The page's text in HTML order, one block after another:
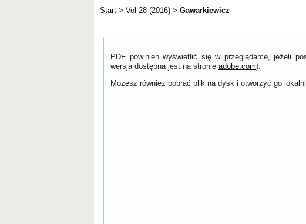
Start > Vol 28 (2016) > Gawarkiewicz
PDF powinien wyświetlić się w przeglądarce, jeżeli
wersja dostępna jest na stronie adobe.com).
Możesz również pobrać plik na dysk i otworzyć go